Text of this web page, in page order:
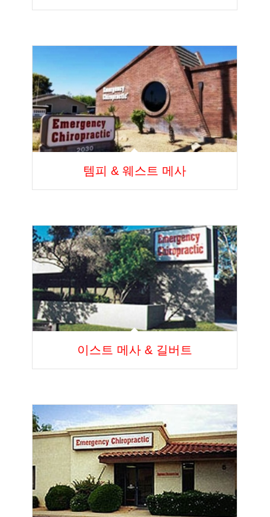
템피 & 웨스트 메사
이스트 메사 & 길버트